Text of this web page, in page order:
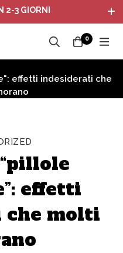
0
effetti indesiderati che
effetti
che molti